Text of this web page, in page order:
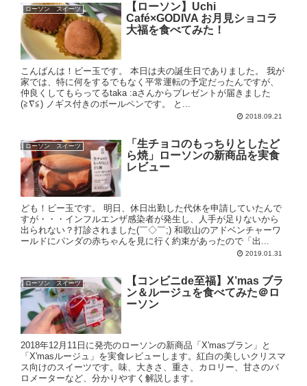
ローソン スイーツ
【ローソン】Uchi
Café×GODIVA お月見ショコラ
大福を食べてみた！
こんばんは！ビー玉です。 本日は夫の誕生日でありました。 我が
家では、特に何をするでもなく平常運転の予定だったんですが、
仲良くしてもらってるtaka :aさんからプレゼントが届きました
(≧∇≦) ノギス付きのボールペンです。 と...
2018.09.21
ローソン スイーツ
「生チョコのもっちりとしたど
ら焼」ローソンの新商品を実食
レビュー
ども！ビー玉です。 明日、休日出勤した代休を申請していたんで
すが・・・インフルエンザ感染者が発生し、人手が足りないから
出られない？打診されました(￣◇￣;) 和歌山のアドベンチャーワ
ールドにパンダの赤ちゃんを見に行く約束があったので「出...
2019.01.31
ローソン スイーツ
【コンビニde至福】X’mas ブラ
ン＆ルージュを食べてみた＠ロ
ーソン
2018年12月11日に発売のローソンの新商品「X'masブラン」と
「X'masルージュ」を実食レビューします。紅白の美しいクリスマ
ス向けのスイーツです。味、大きさ、重さ、カロリー、甘さのバ
ロメーターなど、分かりやすく解説します。